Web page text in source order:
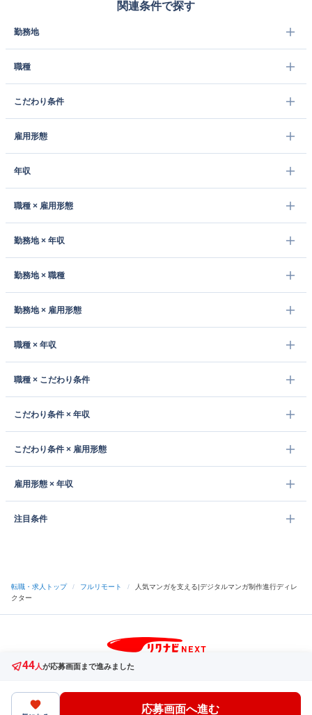
関連条件で探す
勤務地
職種
こだわり条件
雇用形態
年収
職種 × 雇用形態
勤務地 × 年収
勤務地 × 職種
勤務地 × 雇用形態
職種 × 年収
職種 × こだわり条件
こだわり条件 × 年収
こだわり条件 × 雇用形態
雇用形態 × 年収
注目条件
44人が応募画面まで進みました
転職・求人トップ / フルリモート /
人気マンガを支える|デジタルマンガ制作進行ディレ
クター
応募画面へ進む
中途採用をご検討の企業様
ヘルプ・お問い合わせ